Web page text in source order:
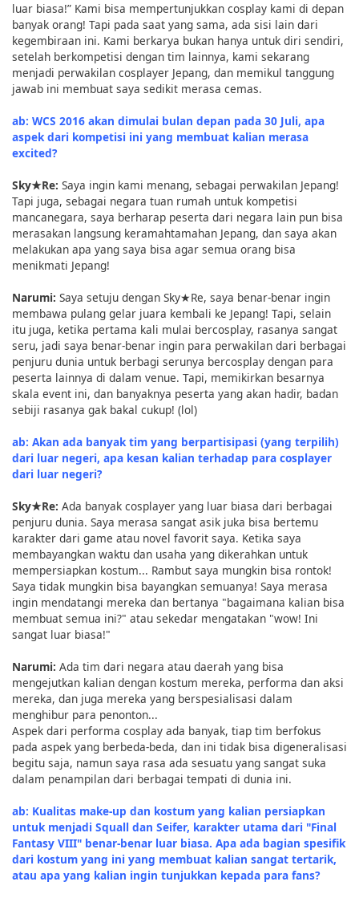
luar biasa!” Kami bisa mempertunjukkan cosplay kami di depan
banyak orang! Tapi pada saat yang sama, ada sisi lain dari
kegembiraan ini. Kami berkarya bukan hanya untuk diri sendiri,
setelah berkompetisi dengan tim lainnya, kami sekarang
menjadi perwakilan cosplayer Jepang, dan memikul tanggung
jawab ini membuat saya sedikit merasa cemas.
ab: WCS 2016 akan dimulai bulan depan pada 30 Juli, apa
aspek dari kompetisi ini yang membuat kalian merasa
excited?
Sky★Re: Saya ingin kami menang, sebagai perwakilan Jepang!
Tapi juga, sebagai negara tuan rumah untuk kompetisi
mancanegara, saya berharap peserta dari negara lain pun bisa
merasakan langsung keramahtamahan Jepang, dan saya akan
melakukan apa yang saya bisa agar semua orang bisa
menikmati Jepang!
Narumi: Saya setuju dengan Sky★Re, saya benar-benar ingin
membawa pulang gelar juara kembali ke Jepang! Tapi, selain
itu juga, ketika pertama kali mulai bercosplay, rasanya sangat
seru, jadi saya benar-benar ingin para perwakilan dari berbagai
penjuru dunia untuk berbagi serunya bercosplay dengan para
peserta lainnya di dalam venue. Tapi, memikirkan besarnya
skala event ini, dan banyaknya peserta yang akan hadir, badan
sebiji rasanya gak bakal cukup! (lol)
ab: Akan ada banyak tim yang berpartisipasi (yang terpilih)
dari luar negeri, apa kesan kalian terhadap para cosplayer
dari luar negeri?
Sky★Re: Ada banyak cosplayer yang luar biasa dari berbagai
penjuru dunia. Saya merasa sangat asik juka bisa bertemu
karakter dari game atau novel favorit saya. Ketika saya
membayangkan waktu dan usaha yang dikerahkan untuk
mempersiapkan kostum... Rambut saya mungkin bisa rontok!
Saya tidak mungkin bisa bayangkan semuanya! Saya merasa
ingin mendatangi mereka dan bertanya "bagaimana kalian bisa
membuat semua ini?" atau sekedar mengatakan "wow! Ini
sangat luar biasa!"
Narumi: Ada tim dari negara atau daerah yang bisa
mengejutkan kalian dengan kostum mereka, performa dan aksi
mereka, dan juga mereka yang berspesialisasi dalam
menghibur para penonton...
Aspek dari performa cosplay ada banyak, tiap tim berfokus
pada aspek yang berbeda-beda, dan ini tidak bisa digeneralisasi
begitu saja, namun saya rasa ada sesuatu yang sangat suka
dalam penampilan dari berbagai tempati di dunia ini.
ab: Kualitas make-up dan kostum yang kalian persiapkan
untuk menjadi Squall dan Seifer, karakter utama dari "Final
Fantasy VIII" benar-benar luar biasa. Apa ada bagian spesifik
dari kostum yang ini yang membuat kalian sangat tertarik,
atau apa yang kalian ingin tunjukkan kepada para fans?